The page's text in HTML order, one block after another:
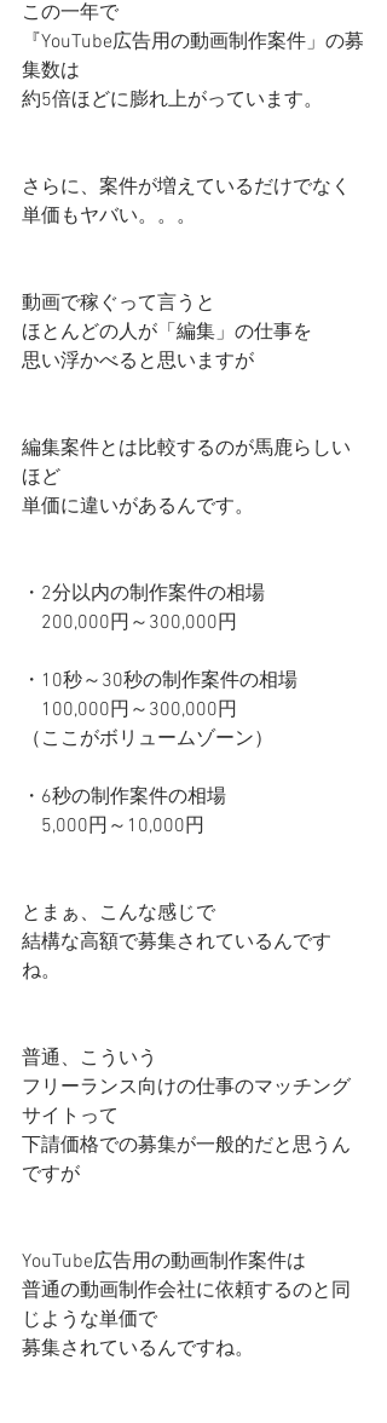
この一年で
『YouTube広告用の動画制作案件」の募
集数は
約5倍ほどに膨れ上がっています。
さらに、案件が増えているだけでなく
単価もヤバい。。。
動画で稼ぐって言うと
ほとんどの人が「編集」の仕事を
思い浮かべると思いますが
編集案件とは比較するのが馬鹿らしい
ほど
単価に違いがあるんです。
・2分以内の制作案件の相場
200,000円～300,000円
・10秒～30秒の制作案件の相場
100,000円～300,000円
（ここがボリュームゾーン）
・6秒の制作案件の相場
5,000円～10,000円
とまぁ、こんな感じで
結構な高額で募集されているんです
ね。
普通、こういう
フリーランス向けの仕事のマッチング
サイトって
下請価格での募集が一般的だと思うん
ですが
YouTube広告用の動画制作案件は
普通の動画制作会社に依頼するのと同
じような単価で
募集されているんですね。